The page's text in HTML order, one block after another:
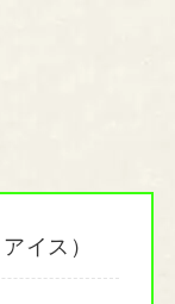
イス）